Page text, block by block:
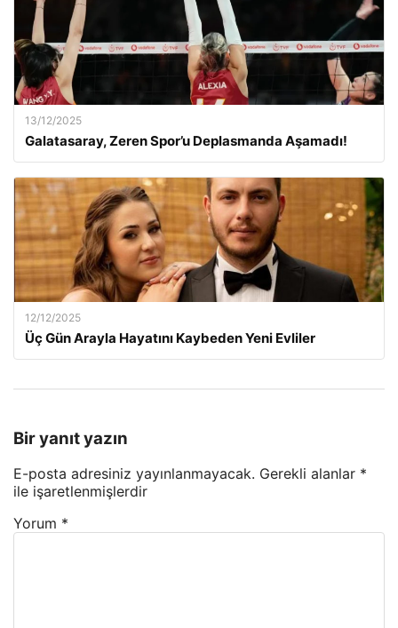
13/12/2025
Galatasaray, Zeren Spor’u Deplasmanda Aşamadı!
12/12/2025
Üç Gün Arayla Hayatını Kaybeden Yeni Evliler
Bir yanıt yazın
E-posta adresiniz yayınlanmayacak. Gerekli alanlar *
ile işaretlenmişlerdir
Yorum *